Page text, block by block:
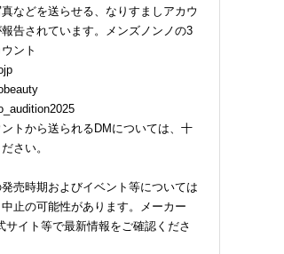
ロエベの新しい世界へよ
うこそ。大胆なコントラ
。装う喜び、明るいスピ
リット
」のクールダウンバス
ルト【ひんやりコスメ
ビュー／Kneipp バスソ
ルト スーパーミントの
などを送らせる、なりすましアカウ
告されています。メンズノンノの3
ント
トから送られるDMについては、十
さい。
売時期およびイベント等については
止の可能性があります。メーカー
サイト等で最新情報をご確認くださ